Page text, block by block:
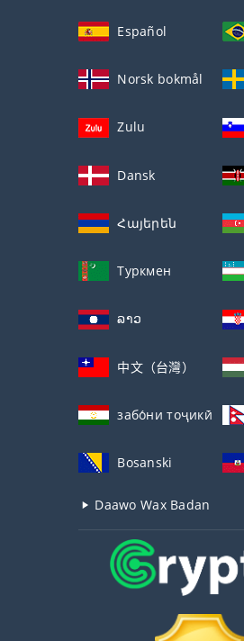
Español
Norsk bokmål
Zulu
Dansk
Հայերեն
Туркмен
ລາວ
中文（台灣）
забо́ни тоҷикӣ́
Bosanski
Daawo Wax Badan